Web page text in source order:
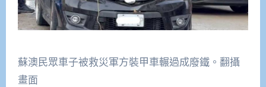
蘇澳民眾車子被救災軍方裝甲車輾過成廢鐵。翻攝
畫面